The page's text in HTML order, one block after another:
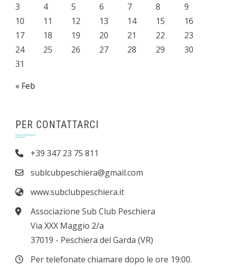
3
4 5 6 7 8
9
10
11 12 13 14 15
16
17
18 19 20 21 22
23
24
25 26 27 28 29
30
31
« Feb
PER CONTATTARCI
+39 347 23 75 811
sublcubpeschiera@gmail.com
www.subclubpeschiera.it
Associazione Sub Club Peschiera
Via XXX Maggio 2/a
37019 - Peschiera del Garda (VR)
Per telefonate chiamare dopo le ore 19:00.